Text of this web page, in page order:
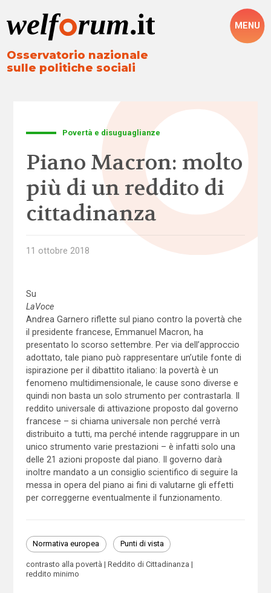
Osservatorio nazionale
sulle politiche sociali
MENU
Povertà e disuguaglianze
Piano Macron: molto
più di un reddito di
cittadinanza
11 ottobre 2018
Su
LaVoce
Andrea Garnero riflette sul piano contro la povertà che
il presidente francese, Emmanuel Macron, ha
presentato lo scorso settembre. Per via dell’approccio
adottato, tale piano può rappresentare un’utile fonte di
ispirazione per il dibattito italiano: la povertà è un
fenomeno multidimensionale, le cause sono diverse e
quindi non basta un solo strumento per contrastarla. Il
reddito universale di attivazione proposto dal governo
francese – si chiama universale non perché verrà
distribuito a tutti, ma perché intende raggruppare in un
unico strumento varie prestazioni – è infatti solo una
delle 21 azioni proposte dal piano. Il governo darà
inoltre mandato a un consiglio scientifico di seguire la
messa in opera del piano ai fini di valutarne gli effetti
per correggerne eventualmente il funzionamento.
Normativa europea Punti di vista
contrasto alla povertà
Reddito di Cittadinanza
reddito minimo